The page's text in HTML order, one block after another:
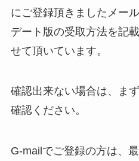
にご登録頂きましたメー
デート版の受取方法を記
せて頂いています。
確認出来ない場合は、ま
確認ください。
G-mailでご登録の方は、